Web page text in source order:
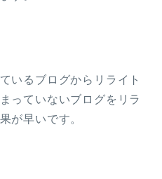
いるブログからリライト
っていないブログをリラ
が早いです。